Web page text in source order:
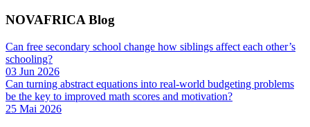
NOVAFRICA Blog
Can free secondary school change how siblings affect each other’s
schooling?
03 Jun 2026
Can turning abstract equations into real-world budgeting problems
be the key to improved math scores and motivation?
25 Mai 2026